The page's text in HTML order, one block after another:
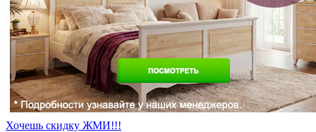
Хочешь скидку ЖМИ!!!